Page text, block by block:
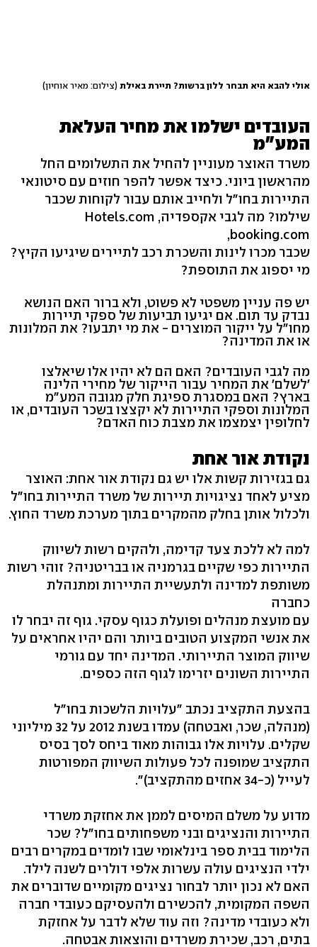
אולי להבא היא תבחר ללון ברשות? תיירת באילת (צילום: מאיר אוחיון)
העובדים ישלמו את מחיר העלאת
המע"מ
משרד האוצר מעוניין להחיל את התשלומים החל
מהראשון ביוני. כיצד אפשר להפר חוזים עם סיטונאי
התיירות בחו"ל ולחייב אותם עבור לקוחות שכבר
שילמו? מה לגבי אקספדיה, Hotels.com
,booking.com
שכבר מכרו לינות והשכרת רכב לתיירים שיגיעו הקיץ?
מי יספוג את התוספת?
יש פה עניין משפטי לא פשוט, ולא ברור האם הנושא
נבדק עד תום. אם יגיעו תביעות של ספקי תיירות
מחו"ל על ייקור המוצרים - את מי יתבעו? את המלונות
או את המדינה?
מה לגבי העובדים? האם הם לא יהיו אלו שיאלצו
'לשלם' את המחיר עבור הייקור של מחירי הלינה
בארץ? האם במסגרת ספיגת חלק מגובה המע"מ
המלונות וספקי התיירות לא יקצצו בשכר העובדים, או
לחלופין יצמצמו את מצבת כוח האדם?
נקודת אור אחת
גם בגזירות קשות אלו יש גם נקודת אור אחת: האוצר
מציע לאחד נציגויות תיירות של משרד התיירות בחו"ל
ולכלול אותן בחלק מהמקרים בתוך מערכת משרד החוץ.
למה לא ללכת צעד קדימה, ולהקים רשות לשיווק
התיירות כפי שקיים בגרמניה או בבריטניה? זוהי רשות
משותפת למדינה ולתעשיית התיירות ומתנהלת
כחברה
עם מועצת מנהלים ופועלת כגוף עסקי. גוף זה יבחר לו
את אנשי המקצוע הטובים ביותר והם יהיו אחראים על
שיווק המוצר התיירותי. המדינה יחד עם גורמי
התיירות השונים יזרימו לגוף הזה כספים.
בהצעת התקציב נכתב "עלויות הלשכות בחו"ל
(מנהלה, שכר, ואבטחה) עמדו בשנת 2012 על 32 מיליוני
שקלים. עלויות אלו גבוהות מאוד ביחס לסך בסיס
התקציב שמופנה לכל פעולות השיווק המפורטות
לעייל (כ-34 אחזים מהתקציב)".
מדוע על משלם המיסים לממן את אחזקת משרדי
התיירות והנציגים ובני משפחותים בחו"ל? שכר
הלימוד בבית ספר בינלאומי שבו לומדים במקרים רבים
ילדי הנציגים עולה עשרות אלפי דולרים לשנה לילד.
האם לא נכון יותר לבחור נציגים מקומיים שדוברים את
השפה המקומית, להכשירם ולהעסיקם כעובדי חברה
ולא כעובדי מדינה? וזה עוד שלא לדבר על אחזקת
בתים, רכב, שכירת משרדים והוצאות אבטחה.